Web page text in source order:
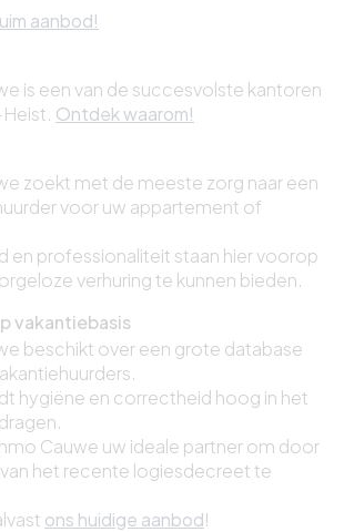
aanbod!
is een van de succesvolste kantoren
Ontdek waarom!
zoekt met de meeste zorg naar een
voor uw appartement of
en professionaliteit staan hier voorop
verhuring te kunnen bieden.
vakantiebasis
beschikt over een grote database
hygiëne en correctheid hoog in het
Cauwe uw ideale partner om door
het recente logiesdecreet te
ons huidige aanbod!